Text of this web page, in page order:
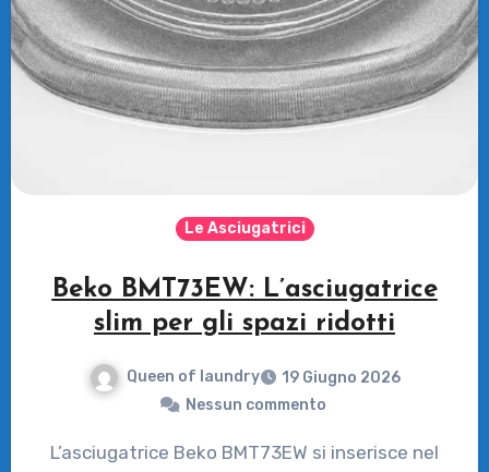
Le Asciugatrici
Beko BMT73EW: L’asciugatrice
slim per gli spazi ridotti
Queen of laundry
19 Giugno 2026
Nessun commento
L’asciugatrice Beko BMT73EW si inserisce nel